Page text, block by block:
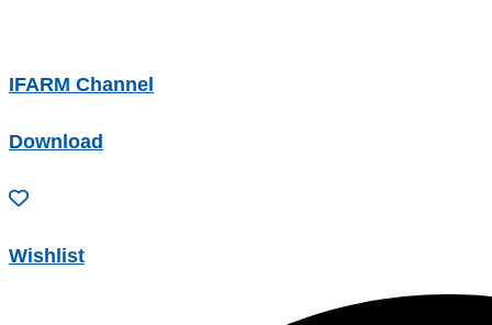
IFARM Channel
Download
Wishlist